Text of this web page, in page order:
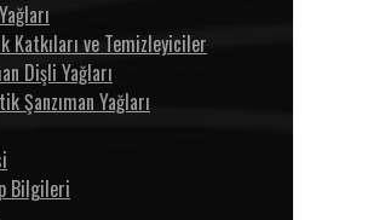
Katkıları ve Temizleyiciler
Dişli Yağları
Şanzıman Yağları
Bilgileri